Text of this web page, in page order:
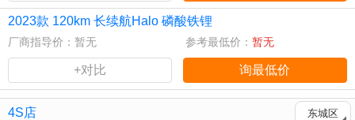
2023款 120km 长续航Halo 磷酸铁锂
厂商指导价：暂无 参考最低价： 暂无
+对比 询最低价
4S店 东城区